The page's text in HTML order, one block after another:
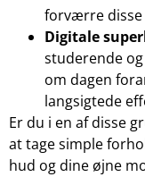
forværre disse
Digitale
studerende
om dagen
langsigtede
Er du i en af disse
at tage simple
hud og dine øjne